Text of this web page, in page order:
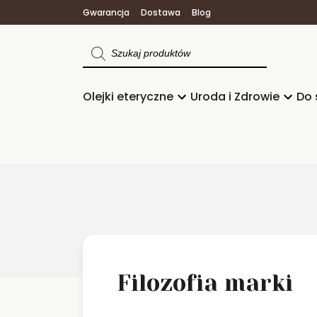
Gwarancja Dostawa Blog
Wyszukiwarka
produktów
Olejki eteryczne Uroda i Zdrowie Do
Filozofia marki